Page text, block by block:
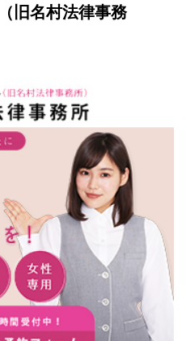
旧名村法律事務